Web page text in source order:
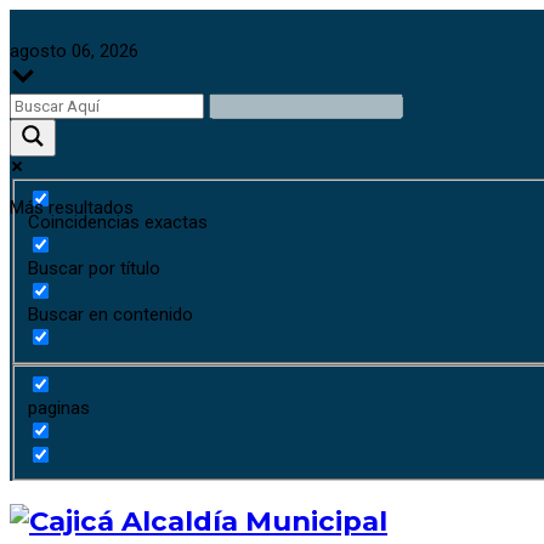
agosto 06, 2026
Más resultados
Coincidencias exactas
Buscar por título
Buscar en contenido
paginas